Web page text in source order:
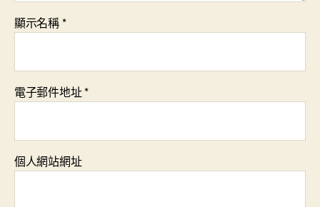
顯示名稱*
電子郵件地址*
個人網站網址